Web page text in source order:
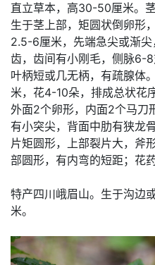
直立草本，高30-50厘米。
生于茎上部，矩圆状倒卵形
2.5-6厘米，先端急尖或渐
齿，齿间有小刚毛，侧脉6-8
叶柄短或几无柄，有疏腺体
米，花4-10朵，排成总状花
外面2个卵形，内面2个马刀
有小突尖，背面中肋有狭龙
片矩圆形，上部裂片大，斧
部圆形，有内弯的短距；花
特产四川峨眉山。生于沟边
米。